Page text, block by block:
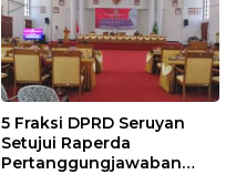
5 Fraksi DPRD Seruyan
Setujui Raperda
Pertanggungjawaban